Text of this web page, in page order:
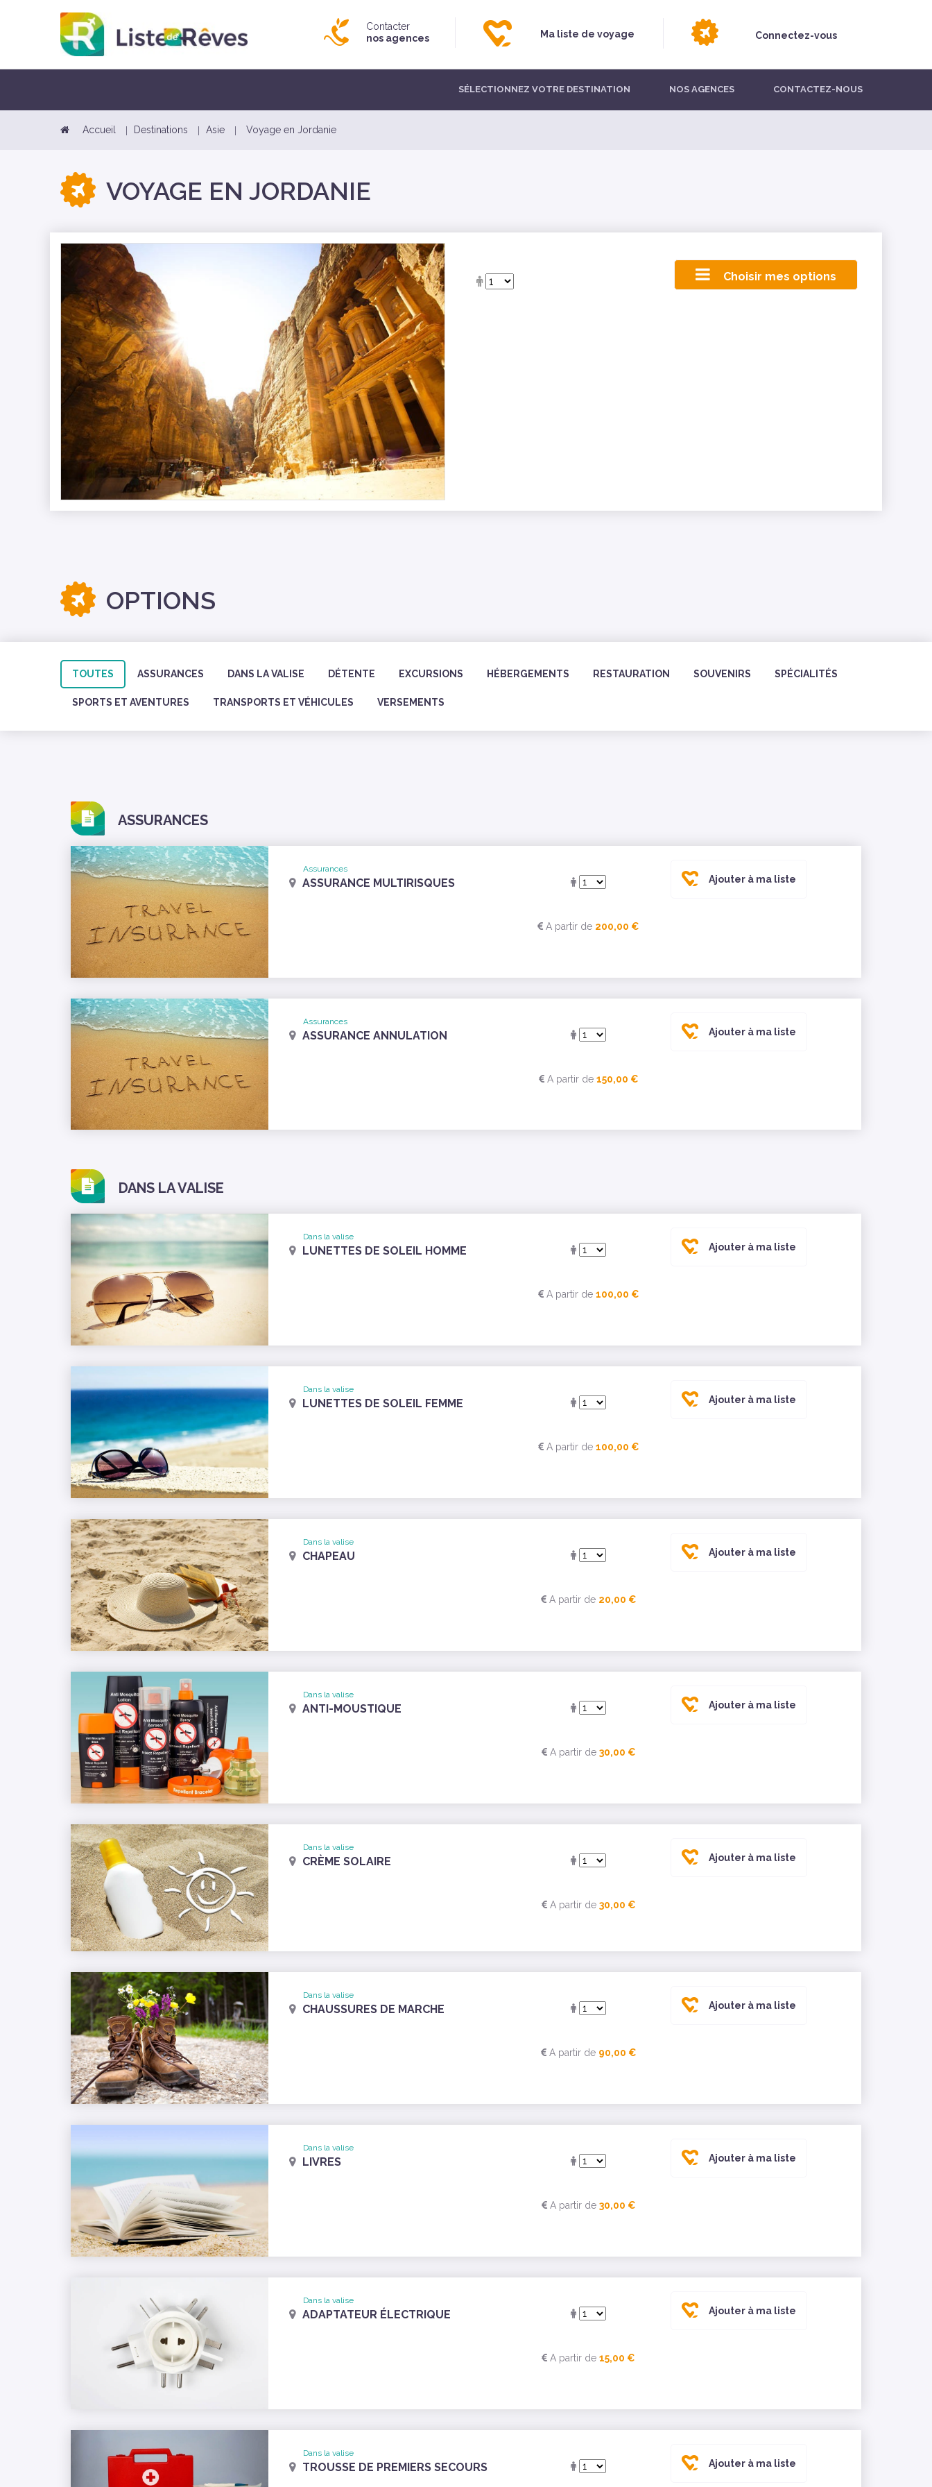
Contacter
nos agences
Ma liste de voyage Connectez-vous
SÉLECTIONNEZ VOTRE DESTINATION NOS AGENCES CONTACTEZ-NOUS
Accueil Destinations Asie Voyage en Jordanie
VOYAGE EN JORDANIE
Choisir mes options
OPTIONS
TOUTES ASSURANCES DANS LA VALISE DÉTENTE EXCURSIONS HÉBERGEMENTS RESTAURATION SOUVENIRS SPÉCIALITÉS
SPORTS ET AVENTURES TRANSPORTS ET VÉHICULES VERSEMENTS
ASSURANCES
Assurances
ASSURANCE MULTIRISQUES
A partir de 200,00 €
Ajouter à ma liste
Assurances
ASSURANCE ANNULATION
A partir de 150,00 €
Ajouter à ma liste
DANS LA VALISE
Dans la valise
LUNETTES DE SOLEIL HOMME
A partir de 100,00 €
Ajouter à ma liste
Dans la valise
LUNETTES DE SOLEIL FEMME
A partir de 100,00 €
Ajouter à ma liste
Dans la valise
CHAPEAU
A partir de 20,00 €
Ajouter à ma liste
Dans la valise
ANTI-MOUSTIQUE
A partir de 30,00 €
Ajouter à ma liste
Dans la valise
CRÈME SOLAIRE
A partir de 30,00 €
Ajouter à ma liste
Dans la valise
CHAUSSURES DE MARCHE
A partir de 90,00 €
Ajouter à ma liste
Dans la valise
LIVRES
A partir de 30,00 €
Ajouter à ma liste
Dans la valise
ADAPTATEUR ÉLECTRIQUE
A partir de15,00 €
Ajouter à ma liste
Dans la valise
TROUSSE DE PREMIERS SECOURS Ajouter à ma liste